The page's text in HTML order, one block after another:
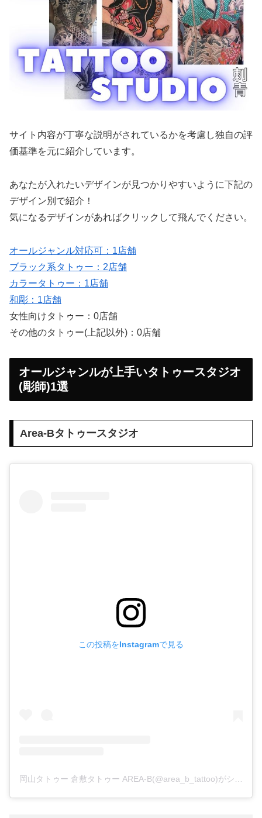
サイト内容が丁寧な説明がされているかを考慮し独自の評
価基準を元に紹介しています。
あなたが入れたいデザインが見つかりやすいように下記の
デザイン別で紹介！
気になるデザインがあればクリックして飛んでください。
オールジャンル対応可：1店舗
ブラック系タトゥー：2店舗
カラータトゥー：1店舗
和彫：1店舗
女性向けタトゥー：0店舗
その他のタトゥー(上記以外)：0店舗
オールジャンルが上手いタトゥースタジオ
(彫師)1選
Area-Bタトゥースタジオ
この投稿をInstagramで見る